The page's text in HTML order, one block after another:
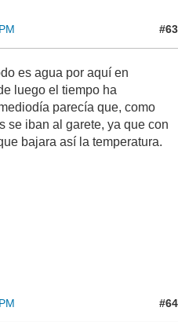
#63
es agua por aquí en
luego el tiempo ha
parecía que, como
se iban al garete, ya que con
bajara así la temperatura.
#64